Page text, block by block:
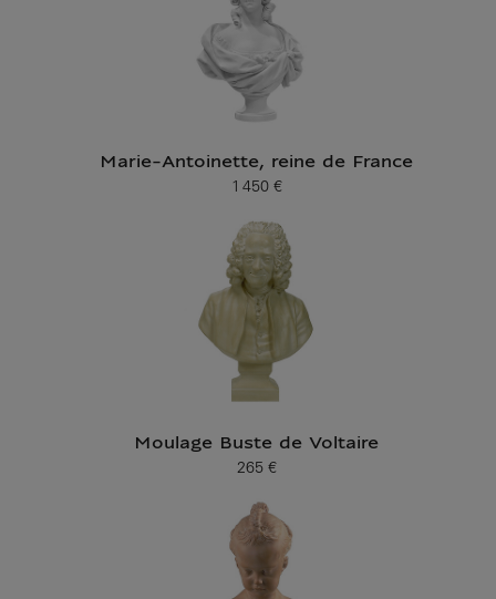
Marie-Antoinette, reine de France
Prix ​​actuel
1 450 €
Moulage Buste de Voltaire
Prix ​​actuel
265 €